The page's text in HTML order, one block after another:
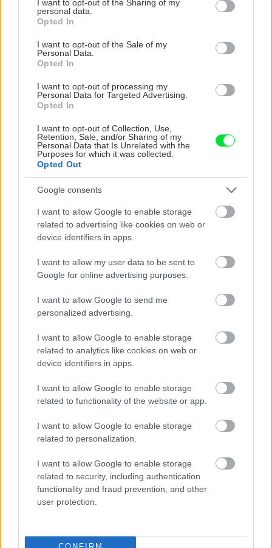
not limited to your visit or usage behaviour. You may click to
grant or deny consent to Google and its third-party tags to
use your data for below specified purposes in below Google
consent section.
I want to opt-out of the Sharing of my
personal data.
Opted In
I want to opt-out of the Sale of my
Personal Data.
Opted In
I want to opt-out of processing my
Personal Data for Targeted Advertising.
Opted In
I want to opt-out of Collection, Use,
Retention, Sale, and/or Sharing of my
Personal Data that Is Unrelated with the
Purposes for which it was collected.
Opted Out
Google consents
I want to allow Google to enable storage
related to advertising like cookies on web or
device identifiers in apps.
I want to allow my user data to be sent to
Google for online advertising purposes.
I want to allow Google to send me
personalized advertising.
I want to allow Google to enable storage
related to analytics like cookies on web or
device identifiers in apps.
I want to allow Google to enable storage
related to functionality of the website or app.
I want to allow Google to enable storage
related to personalization.
I want to allow Google to enable storage
related to security, including authentication
functionality and fraud prevention, and other
user protection.
predávaný v Kauflande alebo Lídli.
ZÁHRADA
5 trvaliek s
panašovanými listami,
ktoré dodajú vášmu
šmrnc
sucho a teplo? Tieto
vysaďte na miesta, na
ktoré slnko svieti celý
deň
Nemusí to byť len
levanduľa! 7 fialových
vašu záhradu
Môže aspirín zachrániť
možno prekvapí
CHALUPA